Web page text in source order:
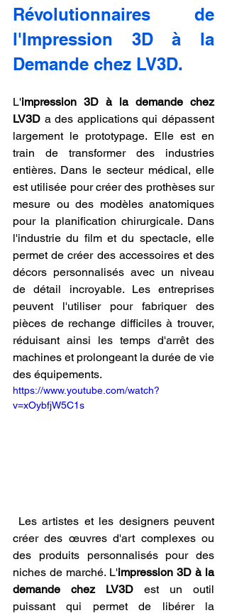
Révolutionnaires de
l'Impression 3D à la
Demande chez LV3D.
L'impression 3D à la demande chez
LV3D a des applications qui dépassent
largement le prototypage. Elle est en
train de transformer des industries
entières. Dans le secteur médical, elle
est utilisée pour créer des prothèses sur
mesure ou des modèles anatomiques
pour la planification chirurgicale. Dans
l'industrie du film et du spectacle, elle
permet de créer des accessoires et des
décors personnalisés avec un niveau
de détail incroyable. Les entreprises
peuvent l'utiliser pour fabriquer des
pièces de rechange difficiles à trouver,
réduisant ainsi les temps d'arrêt des
machines et prolongeant la durée de vie
des équipements.
https://www.youtube.com/watch?
v=xOybfjW5C1s
créer des œuvres d'art complexes ou
des produits personnalisés pour des
niches de marché. L'impression 3D à la
demande chez LV3D est un outil
puissant qui permet de libérer la